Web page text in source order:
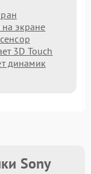
экране
3D Touch
динамик
Sony